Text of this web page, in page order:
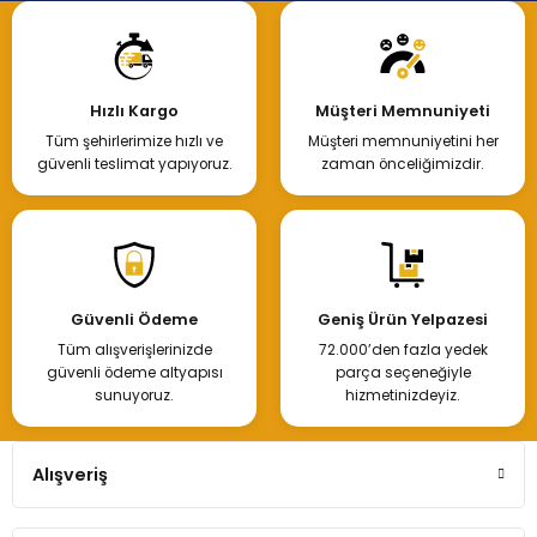
Hızlı Kargo
Tüm şehirlerimize hızlı ve
güvenli teslimat yapıyoruz.
Müşteri Memnuniyeti
Müşteri memnuniyetini her
zaman önceliğimizdir.
Güvenli Ödeme
Tüm alışverişlerinizde
güvenli ödeme altyapısı
sunuyoruz.
Geniş Ürün Yelpazesi
72.000’den fazla yedek
parça seçeneğiyle
hizmetinizdeyiz.
Alışveriş